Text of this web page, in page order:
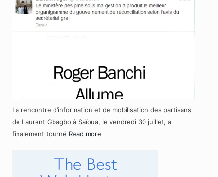
La rencontre d’information et de mobilisation des partisans
de Laurent Gbagbo à Saïoua, le vendredi 30 juillet, a
finalement tourné Read more